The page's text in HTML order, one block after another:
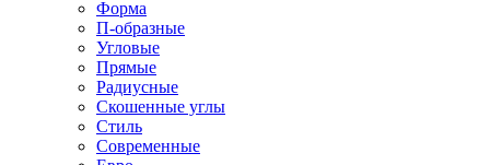
Форма
П-образные
Угловые
Прямые
Радиусные
Скошенные углы
Стиль
Современные